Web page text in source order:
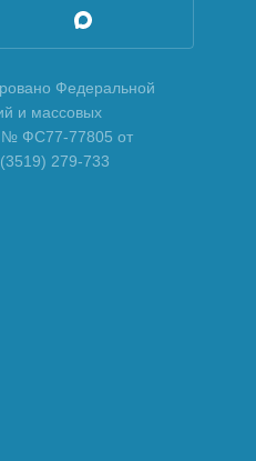
Федеральной
и массовых
№ ФС77-77805 от
279-733